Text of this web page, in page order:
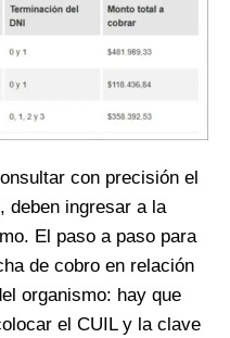
con precisión el
deben ingresar a la
El paso a paso para
de cobro en relación
organismo: hay que
el CUIL y la clave